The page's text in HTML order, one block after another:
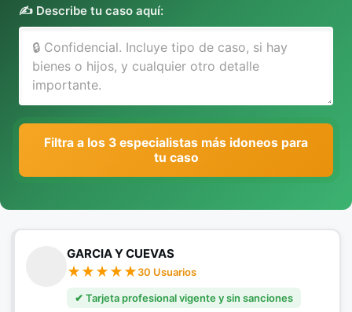
✍️ Describe tu caso aquí:
Filtra a los 3 especialistas más idoneos para
tu caso
GARCIA Y CUEVAS
30 Usuarios
✔ Tarjeta profesional vigente y sin sanciones